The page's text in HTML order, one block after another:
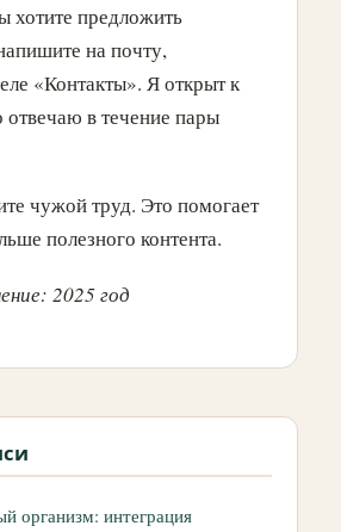
хотите предложить
на почту,
«Контакты». Я открыт к
в течение пары
чужой труд. Это помогает
полезного контента.
2025 год
организм: интеграция